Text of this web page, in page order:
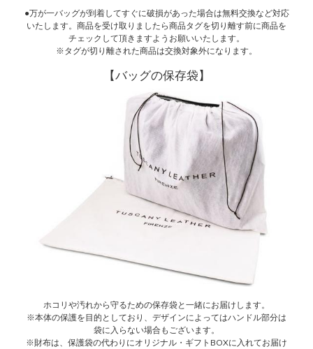
●万が一バッグが到着してすぐに破損があった場合は無料交換など対応
いたします。商品を受け取りましたら商品タグを切り離す前に商品を
チェックして頂きますようお願いいたします。
※タグが切り離された商品は交換対象外になります。
【バッグの保存袋】
ホコリや汚れから守るための保存袋と一緒にお届けします。
※本体の保護を目的としており、デザインによってはハンドル部分は
袋に入らない場合もございます。
※財布は、保護袋の代わりにオリジナル・ギフトBOXに入れてお届け